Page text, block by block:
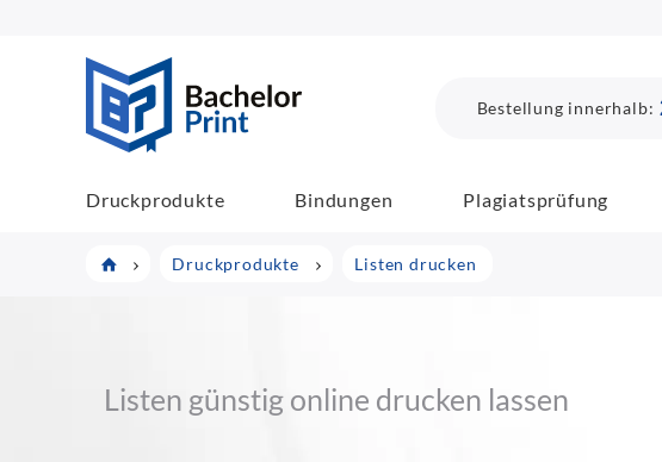
Bestellung innerhalb:
Druckprodukte Bindungen Plagiatsprüfung
Druckprodukte Listen drucken
Listen günstig online drucken lassen